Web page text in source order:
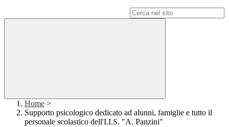
Home >
Supporto psicologico dedicato ad alunni, famiglie e tutto il
personale scolastico dell'I.I.S. "A. Panzini"